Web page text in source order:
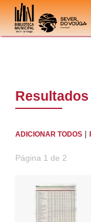
Ir para o conteúdo
Resultados
ADICIONAR TODOS |
Página 1 de 2